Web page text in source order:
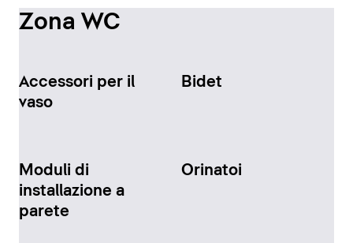
Zona WC
Accessori per il
vaso
Bidet
Moduli di
installazione a
parete
Orinatoi